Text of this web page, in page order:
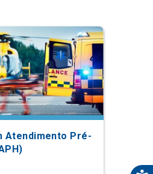
Atendimento Pré-